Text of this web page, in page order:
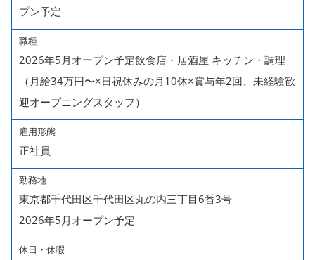
プン予定
職種
2026年5月オープン予定飲食店・居酒屋 キッチン・調理
（月給34万円〜×日祝休みの月10休×賞与年2回、未経験歓
迎オープニングスタッフ）
雇用形態
正社員
勤務地
東京都千代田区千代田区丸の内三丁目6番3号
2026年5月オープン予定
休日・休暇